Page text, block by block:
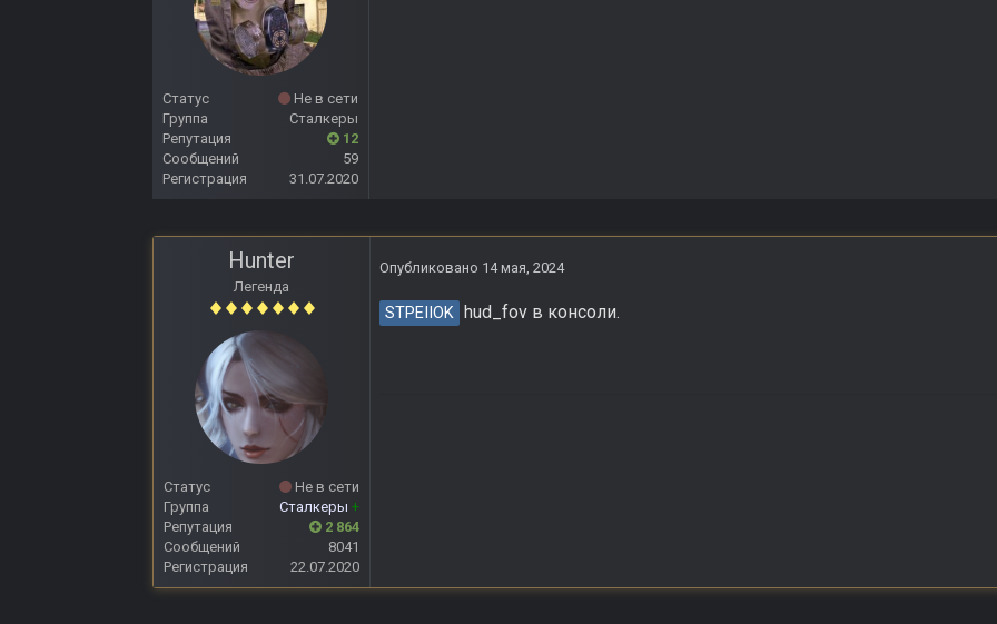
Статус
Не в сети
Группа
Сталкеры
Репутация
12
Сообщений
59
Регистрация
31.07.2020
Hunter
Легенда
Статус
Не в сети
Группа
Сталкеры +
Репутация
2 864
Сообщений
8041
Регистрация
22.07.2020
Опубликовано 14 мая, 2024
STPEIIOK hud_fov в консоли.